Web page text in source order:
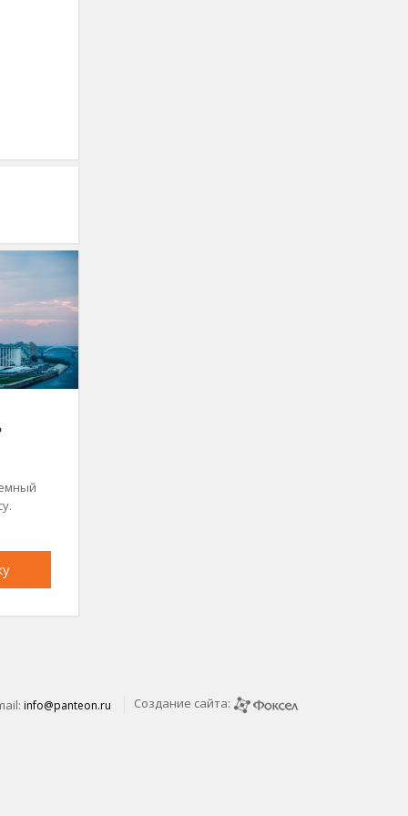
info@panteon.ru Создание сайта: